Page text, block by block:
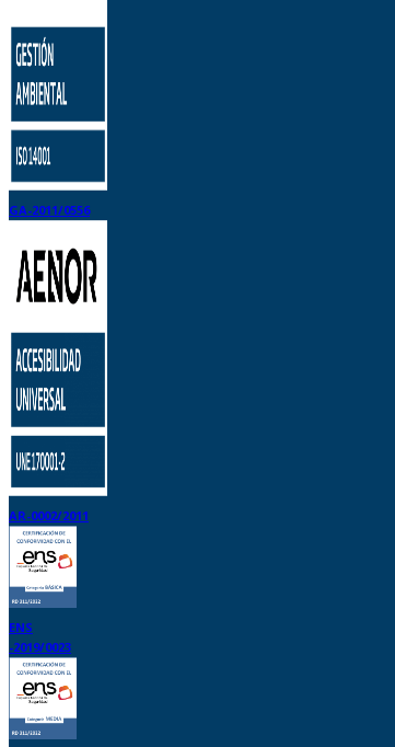
GA-2011/0556
AR-0002/2011
ENS
-2019/0023